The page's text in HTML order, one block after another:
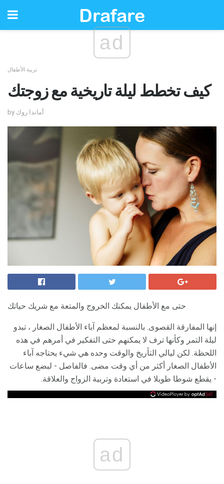
ad
تربية الأطفال
كيف تخطط ليلة تاريخية مع زوجتك
by أماندا روك
حتى مع الأطفال يمكنك الخروج والمتعة مع شريك حياتك
إنها المفارقة القصوى. بالنسبة لمعظم آباء الأطفال الصغار ، تبدو
ليلة التمر وكأنها ترف لا يمكنهم حتى التفكير في أمرهم في هذه
اللحظة. لكن ليالي التأريخ والوقت وحده هي شيء يحتاجه آباء
الأطفال الصغار أكثر من أي وقت مضى. فالفاصل - لبضع ساعات
- يقطع شوطا طويلا في استعادة وتربية الزواج والعلاقة.
ad